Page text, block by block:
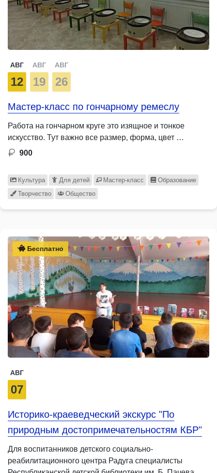
АВГ
12
АВГ
19
АВГ
26
Мастер-класс по гончарному ремеслу
Работа на гончарном круге это изящное и тонкое
искусство. Тут важно все размер, форма, цвет …
900
Культура Для детей Мастер-класс
Образование
Творчество
Общество
Бесплатно
АВГ
07
Историко-краеведческий экскурс "По
природным достопримечательностям КБР"
Для воспитанников детского социально-
реабилитационного центра Радуга специалисты